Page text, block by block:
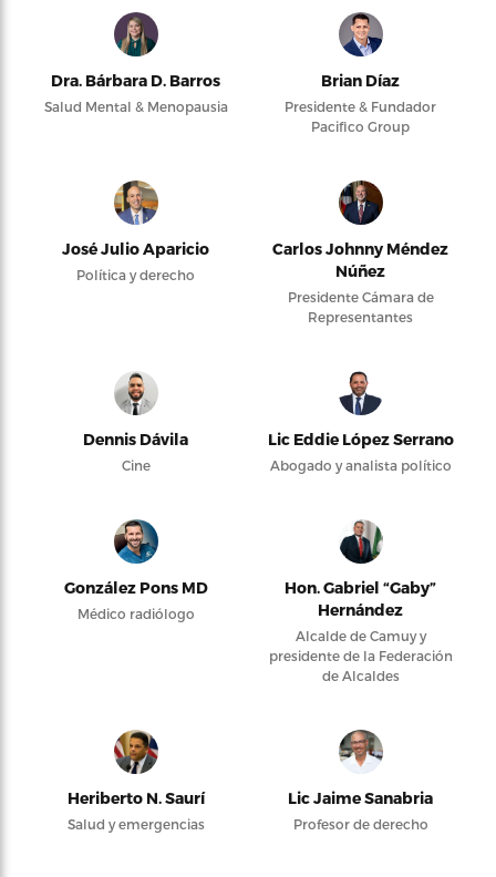
Dra. Bárbara D. Barros
Salud Mental & Menopausia
Brian Díaz
Presidente & Fundador
Pacifico Group
José Julio Aparicio
Política y derecho
Carlos Johnny Méndez
Núñez
Presidente Cámara de
Representantes
Dennis Dávila
Cine
Lic Eddie López Serrano
Abogado y analista político
González Pons MD
Médico radiólogo
Hon. Gabriel “Gaby”
Hernández
Alcalde de Camuy y
presidente de la Federación
de Alcaldes
Heriberto N. Saurí
Salud y emergencias
Lic Jaime Sanabria
Profesor de derecho